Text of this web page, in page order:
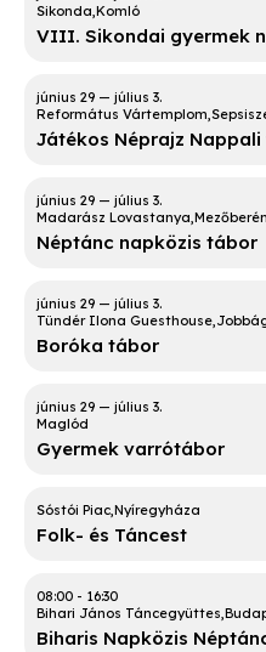
Sikonda Komló
VIII. Sikondai gyermek
Református Vártemplom
Játékos Néprajz
Madarász Lovastanya
Néptánc napközis tábor
Tündér Ilona Guesthouse
Boróka tábor
Maglód
Gyermek varrótábor
Sóstói Piac Nyíregyháza
Folk- és Táncest
08:00 - 16:30
Bihari János Táncegyüttes
Biharis Napközis